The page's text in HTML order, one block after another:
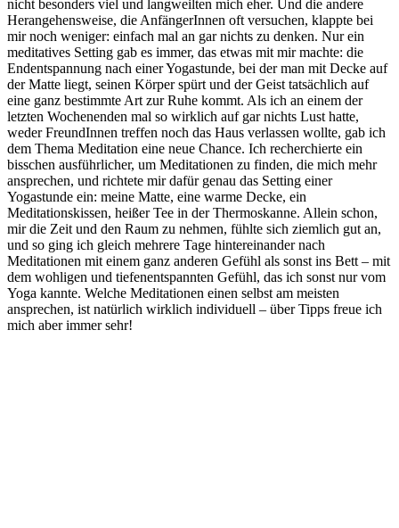
nicht besonders viel und langweilten mich eher. Und die andere
Herangehensweise, die AnfängerInnen oft versuchen, klappte bei
mir noch weniger: einfach mal an gar nichts zu denken. Nur ein
meditatives Setting gab es immer, das etwas mit mir machte: die
Endentspannung nach einer Yogastunde, bei der man mit Decke auf
der Matte liegt, seinen Körper spürt und der Geist tatsächlich auf
eine ganz bestimmte Art zur Ruhe kommt. Als ich an einem der
letzten Wochenenden mal so wirklich auf gar nichts Lust hatte,
weder FreundInnen treffen noch das Haus verlassen wollte, gab ich
dem Thema Meditation eine neue Chance. Ich recherchierte ein
bisschen ausführlicher, um Meditationen zu finden, die mich mehr
ansprechen, und richtete mir dafür genau das Setting einer
Yogastunde ein: meine Matte, eine warme Decke, ein
Meditationskissen, heißer Tee in der Thermoskanne. Allein schon,
mir die Zeit und den Raum zu nehmen, fühlte sich ziemlich gut an,
und so ging ich gleich mehrere Tage hintereinander nach
Meditationen mit einem ganz anderen Gefühl als sonst ins Bett – mit
dem wohligen und tiefenentspannten Gefühl, das ich sonst nur vom
Yoga kannte. Welche Meditationen einen selbst am meisten
ansprechen, ist natürlich wirklich individuell – über Tipps freue ich
mich aber immer sehr!